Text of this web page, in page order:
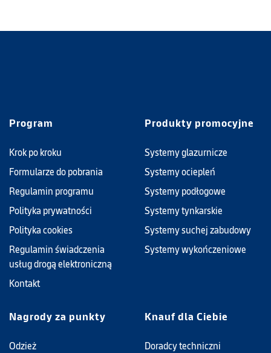
Program
Krok po kroku
Formularze do pobrania
Regulamin programu
Polityka prywatności
Polityka cookies
Regulamin świadczenia
usług drogą elektroniczną
Kontakt
Produkty promocyjne
Systemy glazurnicze
Systemy ociepleń
Systemy podłogowe
Systemy tynkarskie
Systemy suchej zabudowy
Systemy wykończeniowe
Nagrody za punkty
Odzież
Knauf dla Ciebie
Doradcy techniczni